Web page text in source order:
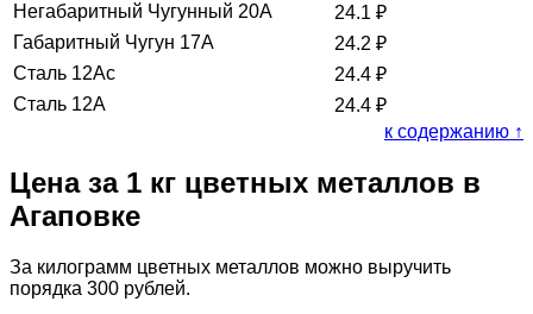
Негабаритный Чугунный 20А
24.1 ₽
Габаритный Чугун 17А
24.2 ₽
Сталь 12Ас
24.4 ₽
Сталь 12А
24.4 ₽
к содержанию ↑
Цена за 1 кг цветных металлов в
Агаповке
За килограмм цветных металлов можно выручить
порядка 300 рублей.